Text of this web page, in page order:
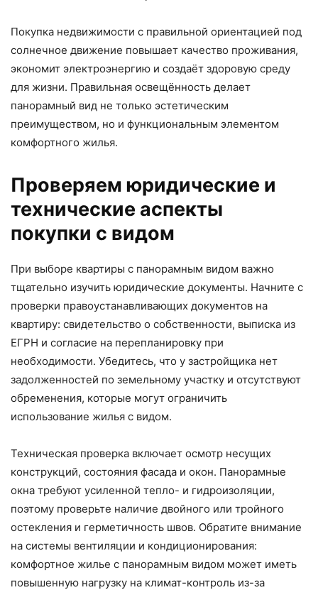
Покупка недвижимости с правильной ориентацией под
солнечное движение повышает качество проживания,
экономит электроэнергию и создаёт здоровую среду
для жизни. Правильная освещённость делает
панорамный вид не только эстетическим
преимуществом, но и функциональным элементом
комфортного жилья.
Проверяем юридические и
технические аспекты
покупки с видом
При выборе квартиры с панорамным видом важно
тщательно изучить юридические документы. Начните с
проверки правоустанавливающих документов на
квартиру: свидетельство о собственности, выписка из
ЕГРН и согласие на перепланировку при
необходимости. Убедитесь, что у застройщика нет
задолженностей по земельному участку и отсутствуют
обременения, которые могут ограничить
использование жилья с видом.
Техническая проверка включает осмотр несущих
конструкций, состояния фасада и окон. Панорамные
окна требуют усиленной тепло- и гидроизоляции,
поэтому проверьте наличие двойного или тройного
остекления и герметичность швов. Обратите внимание
на системы вентиляции и кондиционирования:
комфортное жилье с панорамным видом может иметь
повышенную нагрузку на климат-контроль из-за